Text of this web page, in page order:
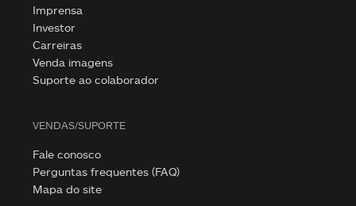
Imprensa
Investor
Carreiras
Venda imagens
Suporte ao colaborador
VENDAS/SUPORTE
Fale conosco
Perguntas frequentes (FAQ)
Mapa do site